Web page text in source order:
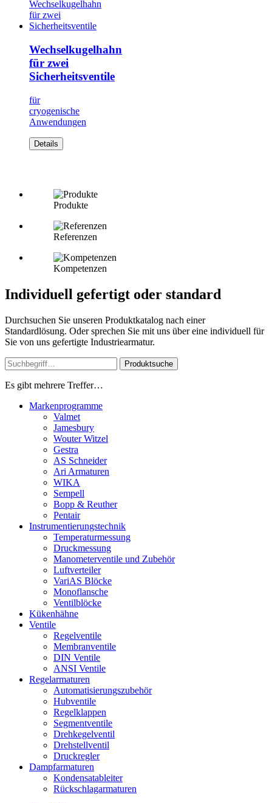
Wechselkugelhahn
für zwei
Sicherheitsventile
für
cryogenische
Anwendungen
Details
Produkte
Referenzen
Kompetenzen
Individuell gefertigt oder standard
Durchsuchen Sie unseren Produktkatalog nach einer
Standardlösung. Oder sprechen Sie mit uns über eine individuell für
Sie von uns gefertigte Industriearmatur.
Produktsuche
Es gibt mehrere Treffer…
Markenprogramme
Valmet
Jamesbury
Wouter Witzel
Gestra
AS Schneider
Ari Armaturen
WIKA
Sempell
Bopp & Reuther
Pentair
Instrumentierungs­technik
Temperaturmessung
Druckmessung
Manometerventile und Zubehör
Luftverteiler
VariAS Blöcke
Monoflansche
Ventilblöcke
Kükenhähne
Ventile
Regelventile
Membranventile
DIN Ventile
ANSI Ventile
Regelarmaturen
Automatisierungszubehör
Hubventile
Regelklappen
Segmentventile
Drehkegelventil
Drehstellventil
Druckregler
Dampfarmaturen
Kondensatableiter
Rückschlagarmaturen